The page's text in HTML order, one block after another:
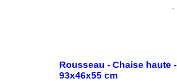
Rousseau - Chaise haute -
93x46x55 cm